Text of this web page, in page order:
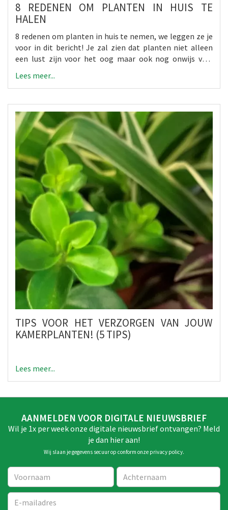
8 REDENEN OM PLANTEN IN HUIS TE
HALEN
8 redenen om planten in huis te nemen, we leggen ze je
voor in dit bericht! Je zal zien dat planten niet alleen
een lust zijn voor het oog maar ook nog onwijs veel
Lees meer...
TIPS VOOR HET VERZORGEN VAN JOUW
KAMERPLANTEN! (5 TIPS)
Lees meer...
AANMELDEN VOOR DIGITALE NIEUWSBRIEF
Wil je 1x per week onze digitale nieuwsbrief ontvangen? Meld
je dan hier aan!
Wij slaan je gegevens secuur op conform onze privacy policy.